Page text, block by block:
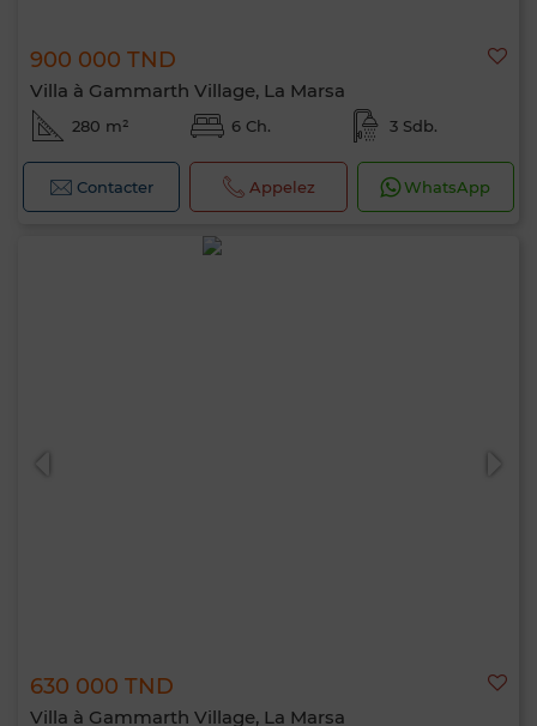
900 000 TND
Villa à Gammarth Village, La Marsa
280 m² 6 Ch. 3 Sdb.
Contacter Appelez WhatsApp
630 000 TND
Villa à Gammarth Village, La Marsa